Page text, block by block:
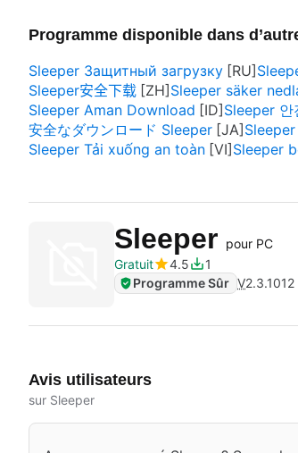
Programme disponible dans
Sleeper Защитный загрузку
Sleeper安全下载
Sleeper säker
Sleeper Aman Download
Sleeper 안
安全なダウンロード Sleeper
Sleeper Tải xuống an toàn
Sleeper
Sleeper pour PC
Gratuit
4.5
1
Programme Sûr V2.3.1012
Avis utilisateurs
sur Sleeper